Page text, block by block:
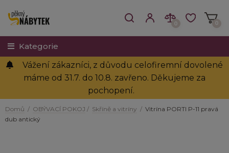
0
0
Kategorie
Vážení zákazníci, z důvodu celofiremní dovolené
máme od 31.7. do 10.8. zavřeno. Děkujeme za
pochopení.
Domů / OBÝVACÍ POKOJ / Skříně a vitríny / Vitrína PORTI P-11 pravá
dub antický